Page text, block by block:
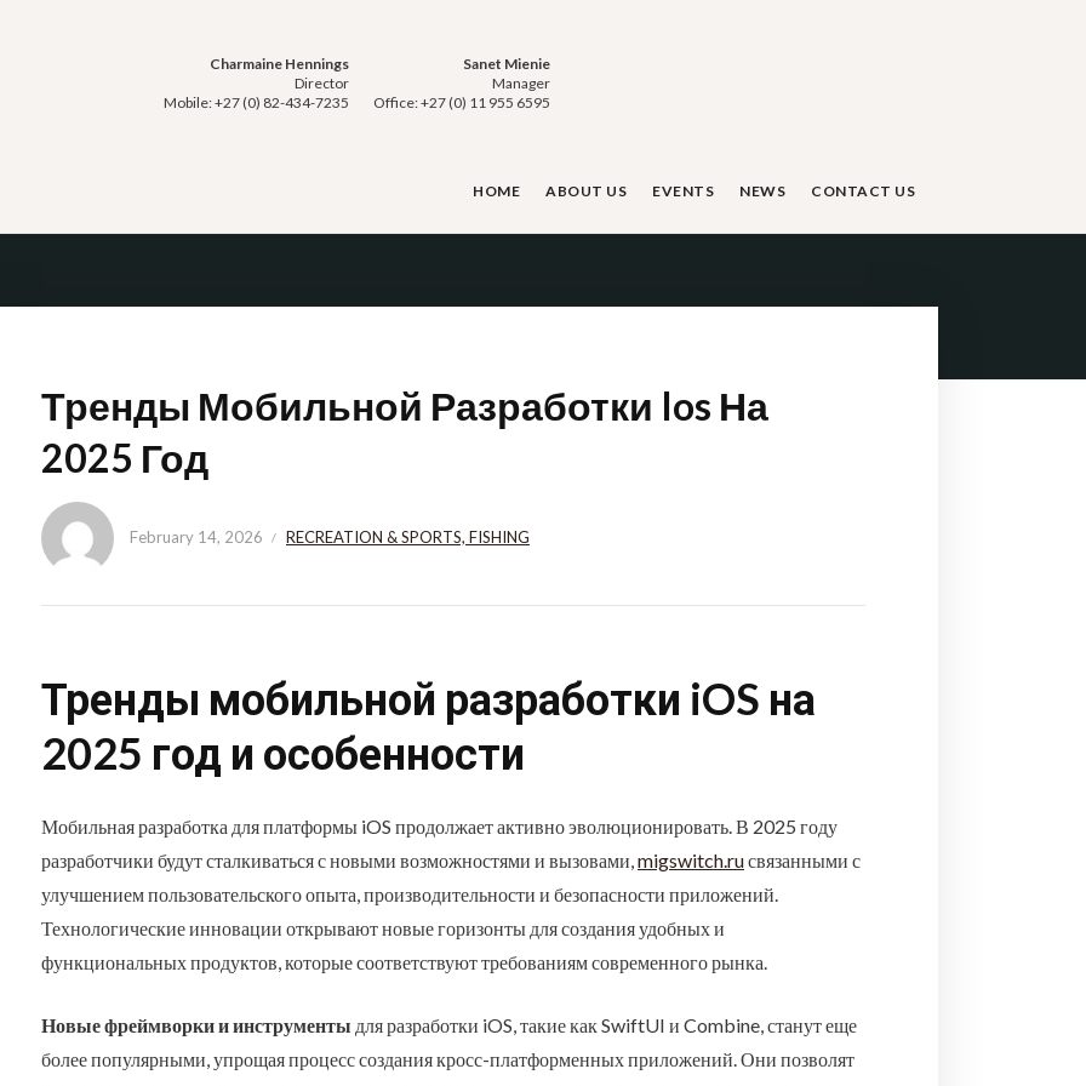
Charmaine Hennings
Director
Mobile: +27 (0) 82-434-7235
Sanet Mienie
Manager
Office: +27 (0) 11 955 6595
HOME ABOUT US EVENTS NEWS CONTACT US
Тренды Мобильной Разработки Ios На
2025 Год
February 14, 2026 RECREATION & SPORTS, FISHING
Тренды мобильной разработки iOS на
2025 год и особенности
Мобильная разработка для платформы iOS продолжает активно эволюционировать. В 2025 году
разработчики будут сталкиваться с новыми возможностями и вызовами,migswitch.ruсвязанными с
улучшением пользовательского опыта, производительности и безопасности приложений.
Технологические инновации открывают новые горизонты для создания удобных и
функциональных продуктов, которые соответствуют требованиям современного рынка.
Новые фреймворки и инструменты для разработки iOS, такие как SwiftUI и Combine, станут еще
более популярными, упрощая процесс создания кросс-платформенных приложений. Они позволят